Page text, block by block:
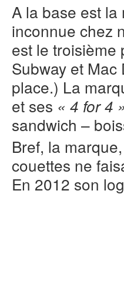
A la base est
inconnue chez
est le troisième
Subway et Mac
place.) La
et ses « 4 for 4
sandwich –
Bref, la
couettes ne
En 2012 son